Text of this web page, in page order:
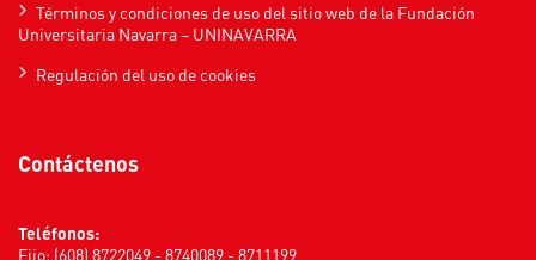
Términos y condiciones de uso del sitio web de la Fundación
Universitaria Navarra – UNINAVARRA
Regulación del uso de cookies
Contáctenos
Teléfonos:
Fijo: (608) 8722049 - 8740089 - 8711199